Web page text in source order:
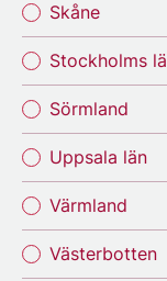
Skåne
Stockholms
Sörmland
Uppsala län
Värmland
Västerbotten